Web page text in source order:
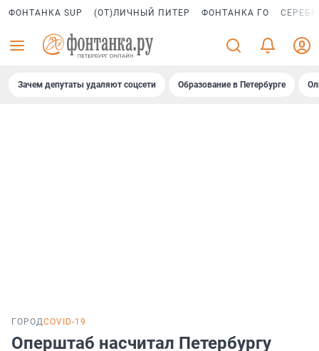
ФОНТАНКА SUP (ОТ)ЛИЧНЫЙ ПИТЕР ФОНТАНКА ГО
Зачем депутаты удаляют соцсети Образование в Петербурге
ГОРОДCOVID-19
Оперштаб насчитал Петербургу